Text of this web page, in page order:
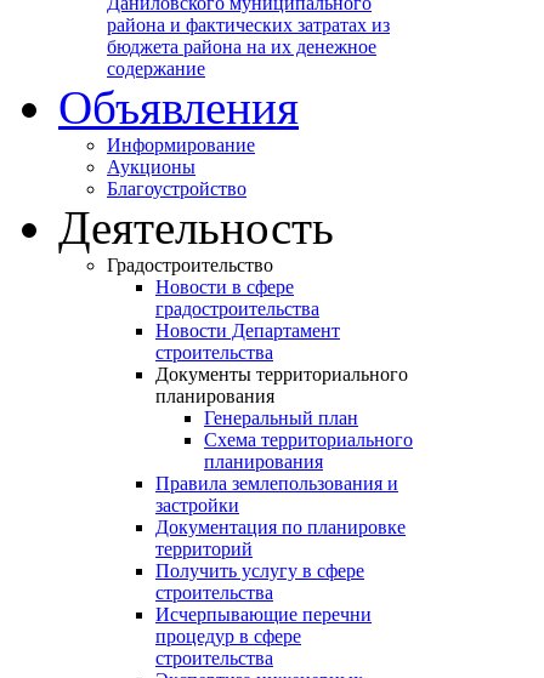
района и фактических затратах из
бюджета района на их денежное
содержание
Объявления
Информирование
Аукционы
Благоустройство
Деятельность
Градостроительство
Новости в сфере
градостроительства
Новости Департамент
строительства
Документы территориального
планирования
Генеральный план
Схема территориального
планирования
Правила землепользования и
застройки
Документация по планировке
территорий
Получить услугу в сфере
строительства
Исчерпывающие перечни
процедур в сфере
строительства